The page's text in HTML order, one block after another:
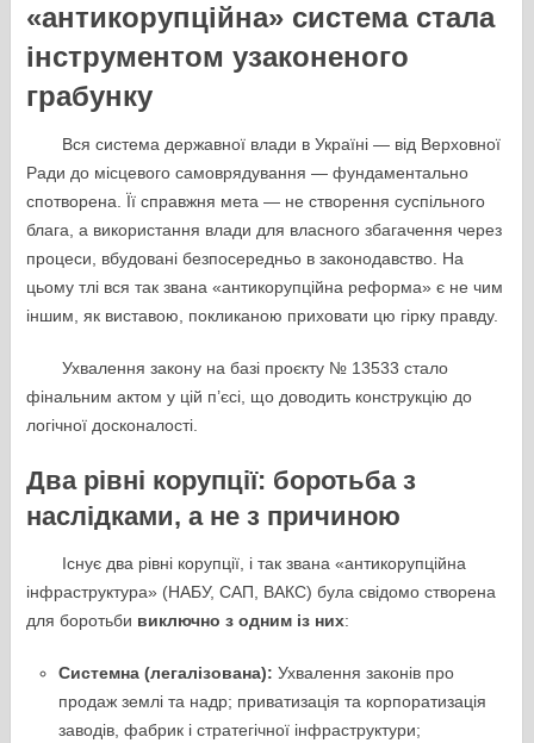
«антикорупційна» система стала
інструментом узаконеного
грабунку
Вся система державної влади в Україні — від Верховної
Ради до місцевого самоврядування — фундаментально
спотворена. Її справжня мета — не створення суспільного
блага, а використання влади для власного збагачення через
процеси, вбудовані безпосередньо в законодавство. На
цьому тлі вся так звана «антикорупційна реформа» є не чим
іншим, як виставою, покликаною приховати цю гірку правду.
Ухвалення закону на базі проєкту № 13533 стало
фінальним актом у цій п’єсі, що доводить конструкцію до
логічної досконалості.
Два рівні корупції: боротьба з
наслідками, а не з причиною
Існує два рівні корупції, і так звана «антикорупційна
інфраструктура» (НАБУ, САП, ВАКС) була свідомо створена
для боротьби виключно з одним із них:
Системна (легалізована): Ухвалення законів про
продаж землі та надр; приватизація та корпоратизація
заводів, фабрик і стратегічної інфраструктури;